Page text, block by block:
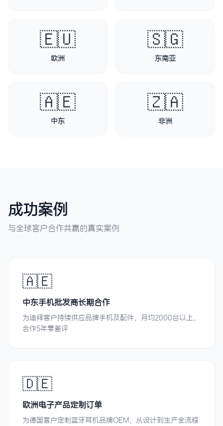
🇪🇺
欧洲
🇸🇬
东南亚
🇦🇪
中东
🇿🇦
非洲
成功案例
与全球客户合作共赢的真实案例
🇦🇪
中东手机批发商长期合作
为迪拜客户持续供应品牌手机及配件，月均2000台以上，
合作5年零差评
🇩🇪
欧洲电子产品定制订单
为德国客户定制蓝牙耳机品牌OEM，从设计到生产全流程